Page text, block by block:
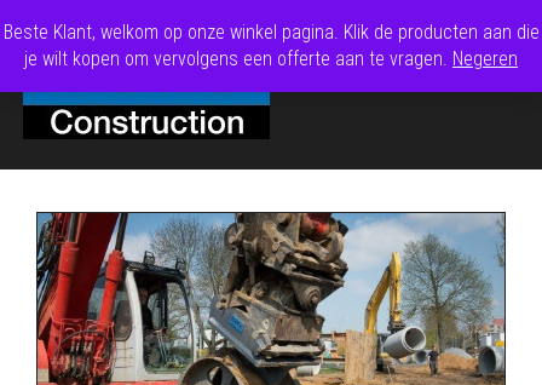
Beste Klant, welkom op onze winkel pagina. Klik de producten aan die
je wilt kopen om vervolgens een offerte aan te vragen. Negeren